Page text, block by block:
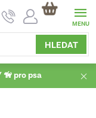
HLEDAT
NÁKUPNÍ
KOŠÍK
🦮 pro psa